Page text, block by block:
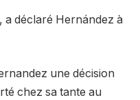
a déclaré Hernández à
une décision
chez sa tante au